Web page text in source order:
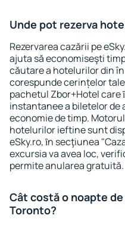
Unde pot rezerva
Rezervarea cazării pe
ajuta să economiseşti
căutare a hotelurilor din
corespunde cerințelor
pachetul Zbor+Hotel care
instantanee a biletelor de
economie de timp.
hotelurilor ieftine sunt
eSky.ro, ȋn secţiunea
excursia va avea loc,
permite anularea gratuită.
Cât costă o noapte
Toronto?